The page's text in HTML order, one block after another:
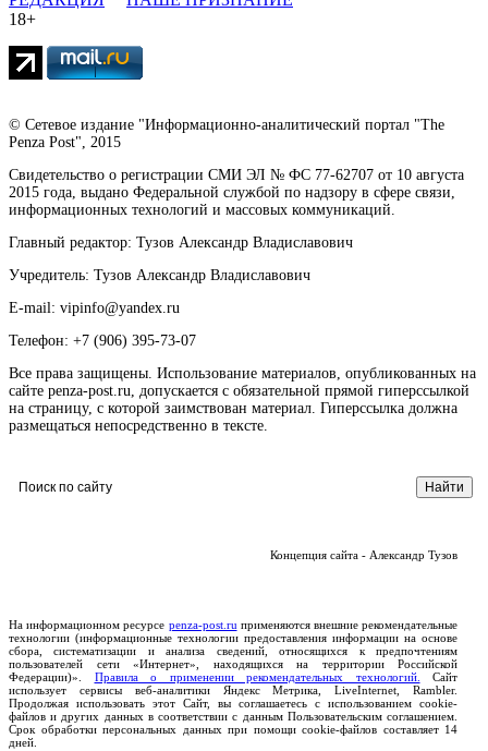
18+
© Сетевое издание "Информационно-аналитический портал "The
Penza Post", 2015
Свидетельство о регистрации СМИ ЭЛ № ФС 77-62707 от 10 августа
2015 года, выдано Федеральной службой по надзору в сфере связи,
информационных технологий и массовых коммуникаций.
Главный редактор: Тузов Александр Владиславович
Учредитель: Тузов Александр Владиславович
E-mail: vipinfo@yandex.ru
Телефон: +7 (906) 395-73-07
Все права защищены. Использование материалов, опубликованных на
сайте penza-post.ru, допускается с обязательной прямой гиперссылкой
на страницу, с которой заимствован материал. Гиперссылка должна
размещаться непосредственно в тексте.
Концепция сайта - Александр Тузов
На информационном ресурсе penza-post.ru применяются внешние рекомендательные
технологии (информационные технологии предоставления информации на основе
сбора, систематизации и анализа сведений, относящихся к предпочтениям
пользователей сети «Интернет», находящихся на территории Российской
Федерации)». Правила о применении рекомендательных технологий.
Сайт
использует сервисы веб-аналитики Яндекс Метрика, LiveInternet, Rambler.
Продолжая использовать этот Сайт, вы соглашаетесь с использованием cookie-
файлов и других данных в соответствии с данным Пользовательским соглашением.
Срок обработки персональных данных при помощи cookie-файлов составляет 14
дней.